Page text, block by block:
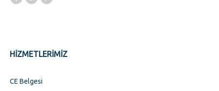
HİZMETLERİMİZ
CE Belgesi